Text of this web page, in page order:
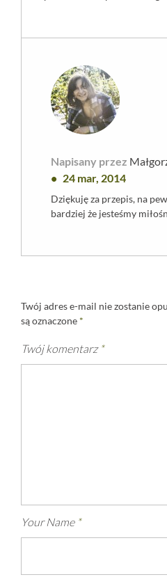
Napisany przez
24 mar, 2014
Dziękuję za przepis, na
bardziej że jesteśmy
Twój adres e-mail nie zostanie
są oznaczone *
Twój komentarz *
Your Name *